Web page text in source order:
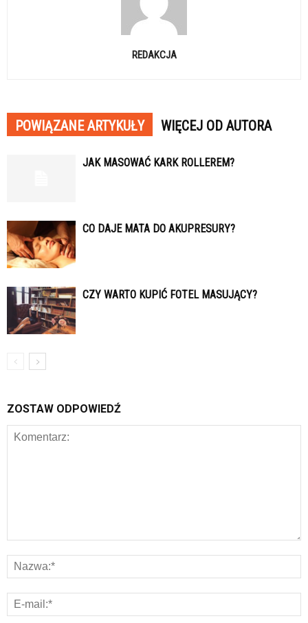
REDAKCJA
POWIĄZANE ARTYKUŁY WIĘCEJ OD AUTORA
JAK MASOWAĆ KARK ROLLEREM?
CO DAJE MATA DO AKUPRESURY?
CZY WARTO KUPIĆ FOTEL MASUJĄCY?
ZOSTAW ODPOWIEDŹ